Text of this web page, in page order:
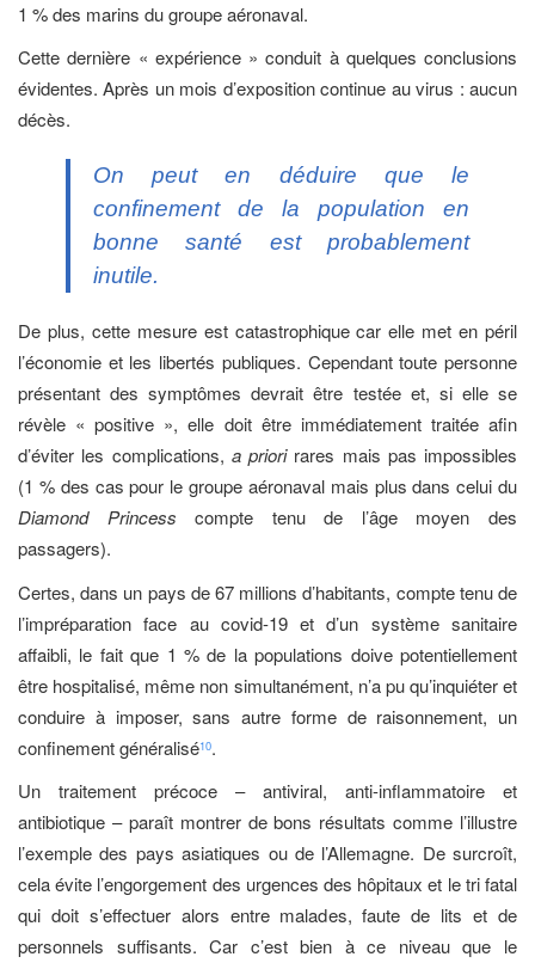
1 % des marins du groupe aéronaval.
Cette dernière « expérience » conduit à quelques conclusions
évidentes. Après un mois d’exposition continue au virus : aucun
décès.
On peut en déduire que le
confinement de la population en
bonne santé est probablement
inutile.
De plus, cette mesure est catastrophique car elle met en péril
l’économie et les libertés publiques. Cependant toute personne
présentant des symptômes devrait être testée et, si elle se
révèle « positive », elle doit être immédiatement traitée afin
d’éviter les complications, a priorirares mais pas impossibles
(1 % des cas pour le groupe aéronaval mais plus dans celui du
Diamond Princess compte tenu de l’âge moyen des
passagers).
Certes, dans un pays de 67 millions d’habitants, compte tenu de
l’impréparation face au covid-19 et d’un système sanitaire
affaibli, le fait que 1 % de la populations doive potentiellement
être hospitalisé, même non simultanément, n’a pu qu’inquiéter et
conduire à imposer, sans autre forme de raisonnement, un
confinement généralisé10.
Un traitement précoce – antiviral, anti-inflammatoire et
antibiotique – paraît montrer de bons résultats comme l’illustre
l’exemple des pays asiatiques ou de l’Allemagne. De surcroît,
cela évite l’engorgement des urgences des hôpitaux et le tri fatal
qui doit s’effectuer alors entre malades, faute de lits et de
personnels suffisants. Car c’est bien à ce niveau que le